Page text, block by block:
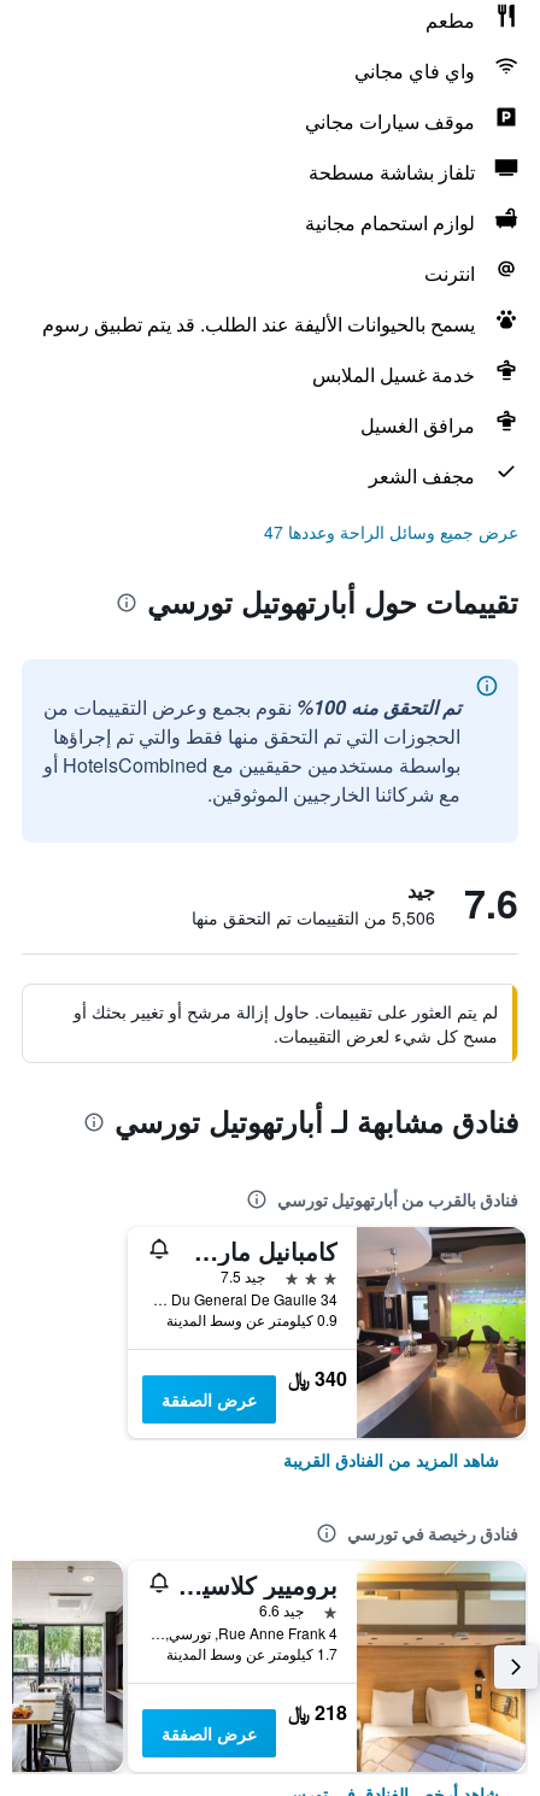
مطعم
واي فاي مجاني
موقف سيارات مجاني
تلفاز بشاشة مسطحة
لوازم استحمام مجانية
انترنت
يسمح بالحيوانات الأليفة عند الطلب. قد يتم تطبيق رسوم
خدمة غسيل الملابس
مرافق الغسيل
مجفف الشعر
عرض جميع وسائل الراحة وعددها 47
تقييمات حول أبارتهوتيل تورسي
تم التحقق منه 100%
نقوم بجمع وعرض التقييمات من
الحجوزات التي تم التحقق منها فقط والتي تم إجراؤها
بواسطة مستخدمين حقيقيين مع HotelsCombined أو
مع شركائنا الخارجيين الموثوقين.
7.6 جيد
5,506 من التقييمات تم التحقق منها
لم يتم العثور على تقييمات. حاول إزالة مرشح أو تغيير بحثك أو
مسح كل شيء لعرض التقييمات.
فنادق مشابهة لـ أبارتهوتيل تورسي
فنادق بالقرب من أبارتهوتيل تورسي
كامبانيل مارن لا فاليه - تورسي
3 نجوم
جيد 7.5
34 Rue Du General De Gaulle, تورسي, إقليم السين و مارن, فرنسا
0.9 كيلومتر عن وسط المدينة
340 ﷼
عرض الصفقة
شاهد المزيد من الفنادق القريبة
فنادق رخيصة في تورسي
بروميير كلاسيه مارن لا فاليه - تورسي
نجمة واحدة
جيد 6.6
4 Rue Anne Frank, تورسي, إقليم السين و مارن, فرنسا
1.7 كيلومتر عن وسط المدينة
218 ﷼
عرض الصفقة